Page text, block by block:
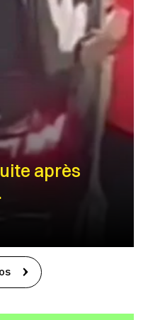
après